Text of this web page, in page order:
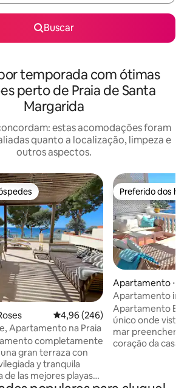
Buscar
temporada com ótimas
perto de Praia de Santa
Margarida
estas acomodações foram
quanto a localização, limpeza e
outros aspectos.
4,96 de uma avaliação média de
4,96 (246)
Apartamento na Praia
completamente
gran terraza con
y tranquila
de las mejores playas
Preferido dos
Preferido dos
Apartamento ⋅
Apartamento
mar, 2 quartos,
Apartamento
único onde vistas
mar preenchem
coração da casa